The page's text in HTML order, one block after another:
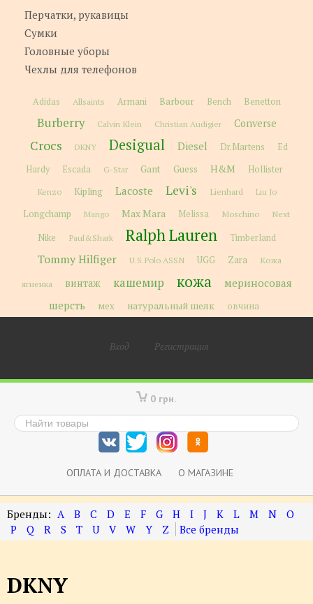
Перчатки, рукавицы
Сумки
Головные уборы
Чехлы для телефонов
Adidas Allsaints Armani Barbour Bench Benetton
Burberry Calvin Klein Christian Audigier Converse
Crocs DKNY Desigual Diesel Dr.Martens
Ed
Hardy
Escada G-Star Gant Guess H&M Hollister
Kenzo Kipling Lacoste Levi's Lienhard Liu Jo
Longchamp Mango Max Mara Melissa Moschino
Next
Nike
Paul&Shark Ralph Lauren Timberland
Tommy Hilfiger U.S.Polo ASSN UGG Zara
Кожа
ягненка
винтаж кашемир кожа
мериносовая
шерсть
мех натуральный шелк овчина
Вход Регистрация
0 грн.
ОПЛАТА И ДОСТАВКА О МАГАЗИНЕ
A B C D E F G H I J K L M N
O
P
Q R S T U V W Y Z
DKNY